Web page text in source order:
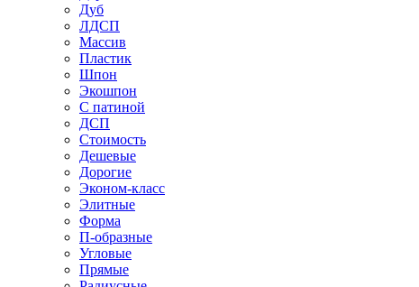
Дуб
ЛДСП
Массив
Пластик
Шпон
Экошпон
С патиной
ДСП
Стоимость
Дешевые
Дорогие
Эконом-класс
Элитные
Форма
П-образные
Угловые
Прямые